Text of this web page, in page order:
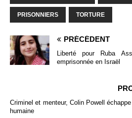
PRISONNIERS TORTURE
PRÉCÉDENT
Liberté pour Ruba
emprisonnée en Israël
Criminel et menteur, Colin Powell
humaine